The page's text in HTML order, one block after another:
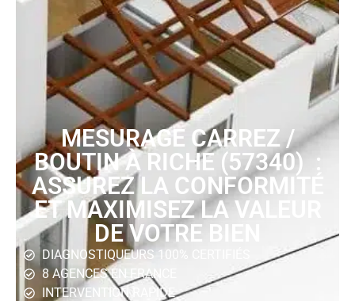
MESURAGE CARREZ /
BOUTIN À RICHE (57340) :
ASSUREZ LA CONFORMITÉ
ET MAXIMISEZ LA VALEUR
DE VOTRE BIEN
DIAGNOSTIQUEURS 100% CERTIFIÉS
8 AGENCES EN FRANCE
INTERVENTION RAPIDE